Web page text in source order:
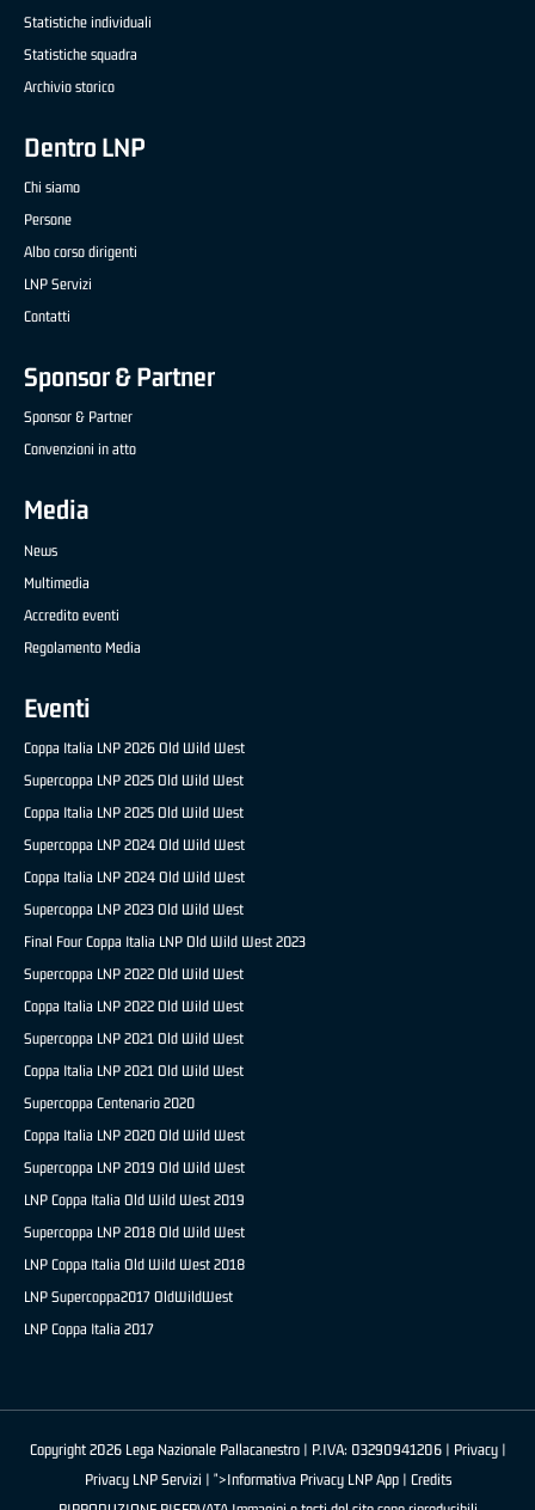
Statistiche individuali
Statistiche squadra
Archivio storico
Dentro LNP
Chi siamo
Persone
Albo corso dirigenti
LNP Servizi
Contatti
Sponsor & Partner
Sponsor & Partner
Convenzioni in atto
Media
News
Multimedia
Accredito eventi
Regolamento Media
Eventi
Coppa Italia LNP 2026 Old Wild West
Supercoppa LNP 2025 Old Wild West
Coppa Italia LNP 2025 Old Wild West
Supercoppa LNP 2024 Old Wild West
Coppa Italia LNP 2024 Old Wild West
Supercoppa LNP 2023 Old Wild West
Final Four Coppa Italia LNP Old Wild West 2023
Supercoppa LNP 2022 Old Wild West
Coppa Italia LNP 2022 Old Wild West
Supercoppa LNP 2021 Old Wild West
Coppa Italia LNP 2021 Old Wild West
Supercoppa Centenario 2020
Coppa Italia LNP 2020 Old Wild West
Supercoppa LNP 2019 Old Wild West
LNP Coppa Italia Old Wild West 2019
Supercoppa LNP 2018 Old Wild West
LNP Coppa Italia Old Wild West 2018
LNP Supercoppa2017 OldWildWest
LNP Coppa Italia 2017
Copyright 2026 Lega Nazionale Pallacanestro | P.IVA: 03290941206 | Privacy|
Privacy LNP Servizi | ">Informativa Privacy LNP App | Credits